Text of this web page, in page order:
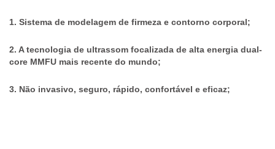
1. Sistema de modelagem de firmeza e contorno corporal;
2. A tecnologia de ultrassom focalizada de alta energia dual-
core MMFU mais recente do mundo;
3. Não invasivo, seguro, rápido, confortável e eficaz;